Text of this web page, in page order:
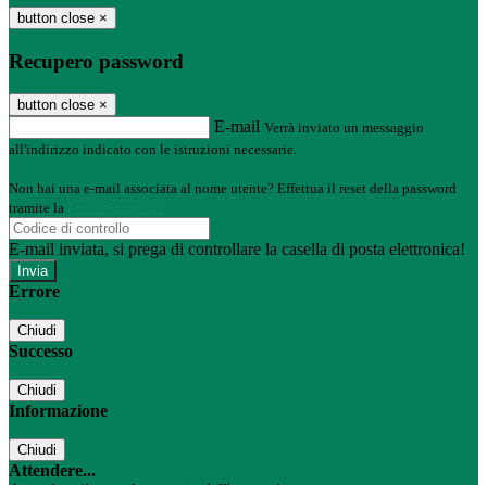
button close ×
Recupero password
button close ×
E-mail Verrà inviato un messaggio
all'indirizzo indicato con le istruzioni necessarie.
Non hai una e-mail associata al nome utente? Effettua il reset della password
tramite la
E-mail inviata, si prega di controllare la casella di posta elettronica!
Errore
Chiudi
Successo
Chiudi
Informazione
Chiudi
Attendere...